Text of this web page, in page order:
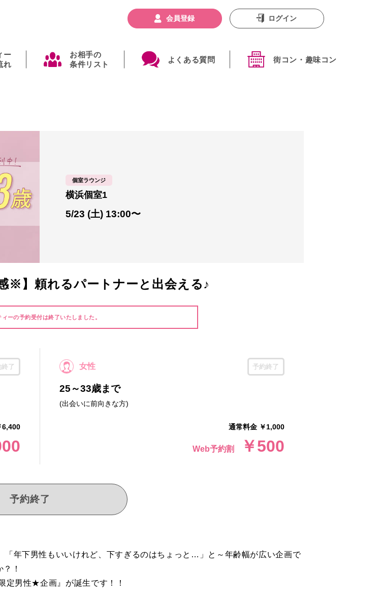
ー
れ
お相手の
条件リスト
よくある質問 街コン・趣味コン
会員登録 ログイン
5/23 (土) 13:00〜
個室ラウンジ
横浜個室1
※】頼れるパートナーと出会える♪
ィーの予約受付は終了いたしました。
終了
6,400
女性 予約終了
25～33歳まで
(出会いに前向きな方)
通常料金 ￥1,000
Web予約割 ￥500
予約終了
「年下男性もいいけれど、下すぎるのはちょっと…」と～年齢幅が広い企画で
！
定男性★企画』が誕生です！！